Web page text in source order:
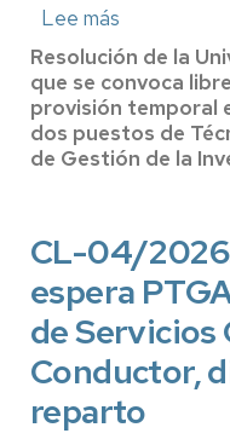
Lee más
LC-
41/2026.
Libre
Comisión
Dos
puestos
de
Técnico
de
Apoyo.
Servicio
Resolución de la
que se convoca
provisión temporal
dos puestos de
de Gestión de la
CL-04/
espera
de Servicios
Conductor,
reparto